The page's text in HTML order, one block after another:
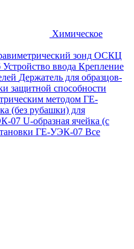
Химическое
зонд ОСКЦ
Устройство ввода Крепление
Держатель для образцов-
защитной способности
методом ГЕ-
(без рубашки) для
07 U-образная ячейка (с
ГЕ-УЭК-07 Все